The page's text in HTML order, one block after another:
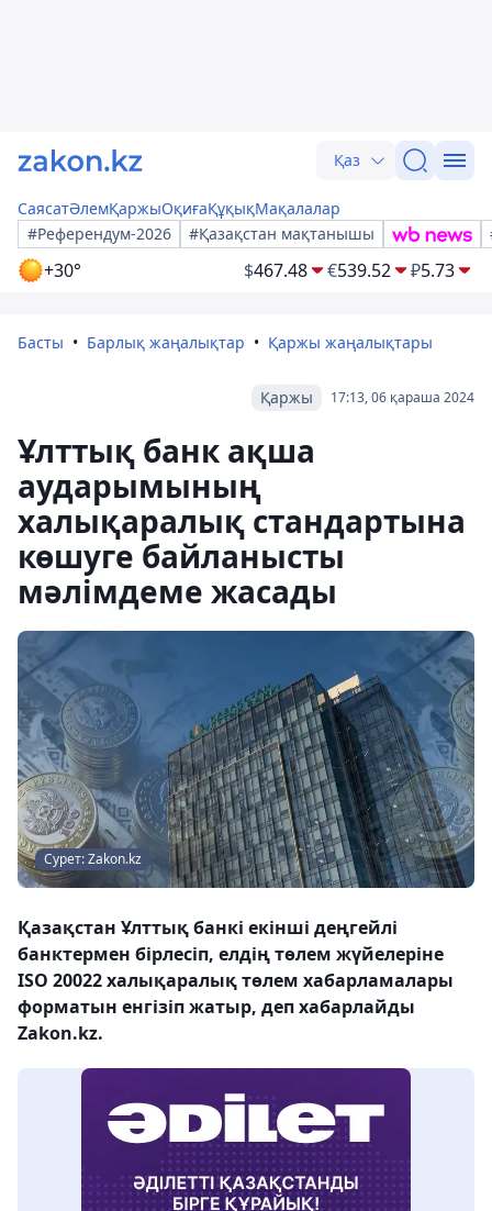
Қаз
СаясатӘлемҚаржыОқиғаҚұқықМақалалар
#Референдум-2026
#Қазақстан мақтанышы
+30° $467.48 €539.52 ₽5.73
Басты Барлық жаңалықтар Қаржы жаңалықтары
17:13, 06 қараша 2024
Қаржы
Ұлттық банк ақша
аударымының
халықаралық стандартына
көшуге байланысты
мәлімдеме жасады
Сурет: Zakon.kz
Қазақстан Ұлттық банкі екінші деңгейлі
банктермен бірлесіп, елдің төлем жүйелеріне
ISO 20022 халықаралық төлем хабарламалары
форматын енгізіп жатыр, деп хабарлайды
Zakon.kz.